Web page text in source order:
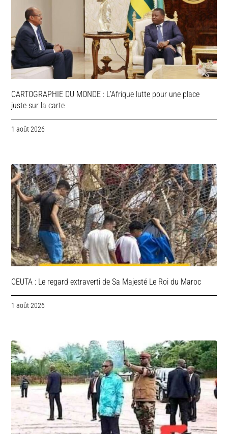
CARTOGRAPHIE DU MONDE : L’Afrique lutte pour une place
juste sur la carte
1 août 2026
CEUTA : Le regard extraverti de Sa Majesté Le Roi du Maroc
1 août 2026